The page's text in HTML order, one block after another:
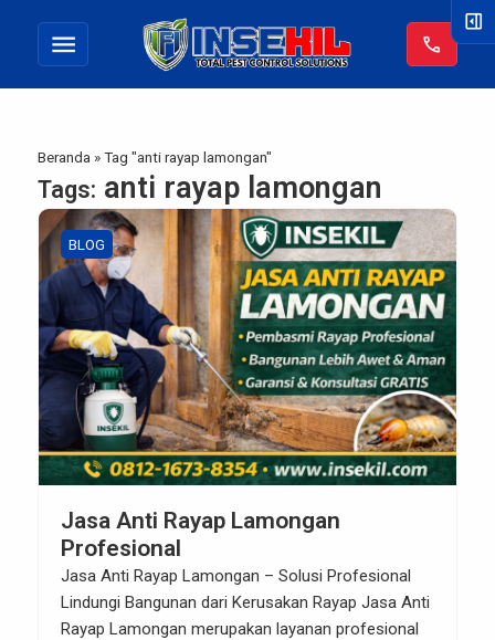
menu call
Beranda »Tag "anti rayap lamongan"
Tags: anti rayap lamongan
BLOG
Jasa Anti Rayap Lamongan
Profesional
Jasa Anti Rayap Lamongan – Solusi Profesional
Lindungi Bangunan dari Kerusakan Rayap Jasa Anti
Rayap Lamongan merupakan layanan profesional
right_panel_open